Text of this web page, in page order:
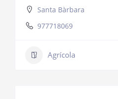
Santa Bàrbara
977718069
Agrícola